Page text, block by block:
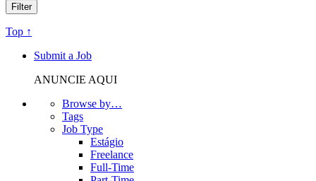
Top ↑
Submit a Job
ANUNCIE AQUI
Browse by…
Tags
Job Type
Estágio
Freelance
Full-Time